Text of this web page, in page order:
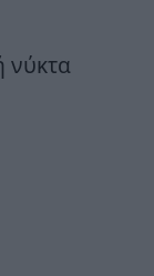
νύκτα